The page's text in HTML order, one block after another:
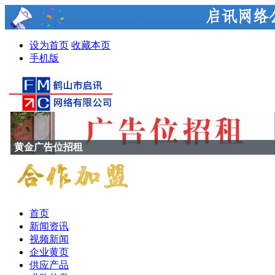
设为首页 收藏本页
手机版
香港福普思防火玻璃
首页
新闻资讯
视频新闻
企业黄页
供应产品